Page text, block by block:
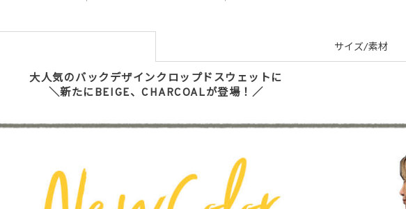
サイズ/素材
大人気のバックデザインクロップドスウェットに
＼新たにBEIGE、CHARCOALが登場！／